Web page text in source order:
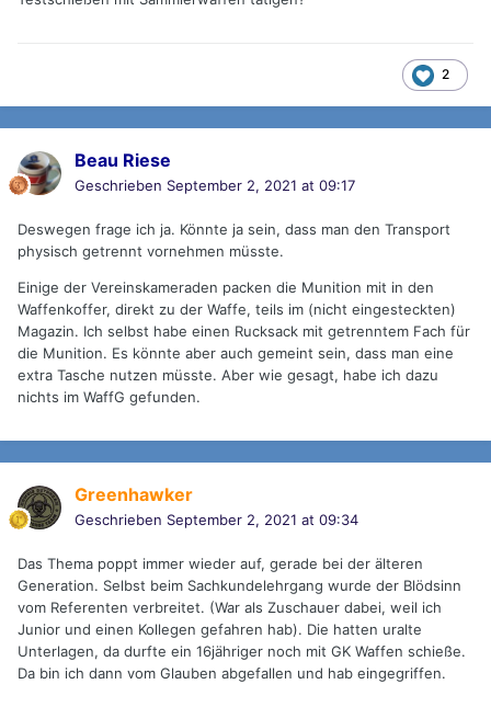
2
Beau Riese
Geschrieben September 2, 2021 at 09:17
Deswegen frage ich ja. Könnte ja sein, dass man den Transport
physisch getrennt vornehmen müsste.
Einige der Vereinskameraden packen die Munition mit in den
Waffenkoffer, direkt zu der Waffe, teils im (nicht eingesteckten)
Magazin. Ich selbst habe einen Rucksack mit getrenntem Fach für
die Munition. Es könnte aber auch gemeint sein, dass man eine
extra Tasche nutzen müsste. Aber wie gesagt, habe ich dazu
nichts im WaffG gefunden.
Greenhawker
Geschrieben September 2, 2021 at 09:34
Das Thema poppt immer wieder auf, gerade bei der älteren
Generation. Selbst beim Sachkundelehrgang wurde der Blödsinn
vom Referenten verbreitet. (War als Zuschauer dabei, weil ich
Junior und einen Kollegen gefahren hab). Die hatten uralte
Unterlagen, da durfte ein 16jähriger noch mit GK Waffen schieße.
Da bin ich dann vom Glauben abgefallen und hab eingegriffen.